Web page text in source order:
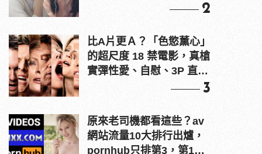
2
比A片更Ａ？「色慾薰心」
的超尺度 18 禁電影，真槍
實彈性愛、自慰、3P 直接
3
原來老司機都看這些？av
網站流量10大排行出爐，
pornhub只排第3，第1名